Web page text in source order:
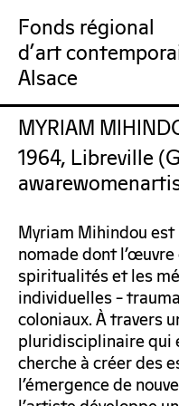
Fonds régional
d'art
Alsace
FRAC Alsace
MYRIAM
1964, Libreville
Myriam Mihindou
nomade dont
spiritualités et les
individuelles –
coloniaux. À travers
pluridisciplinaire qui
cherche à créer des
l’émergence de